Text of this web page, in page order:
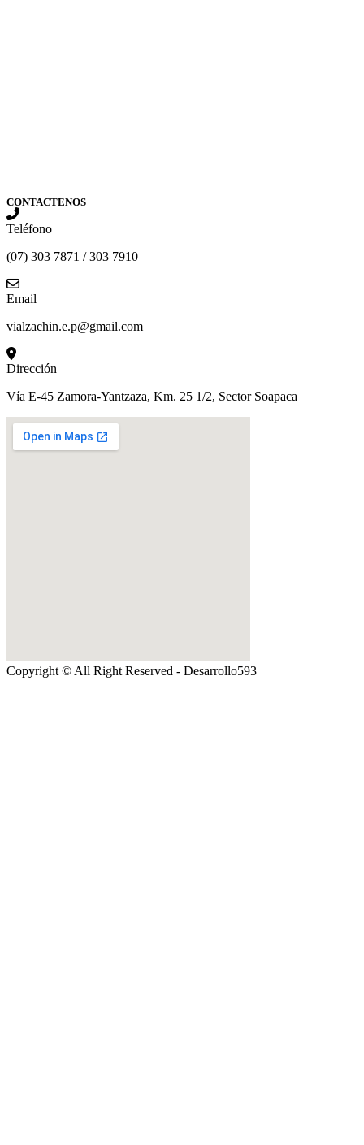
CONTACTENOS
Teléfono
(07) 303 7871 / 303 7910
Email
vialzachin.e.p@gmail.com
Dirección
Vía E-45 Zamora-Yantzaza, Km. 25 1/2, Sector Soapaca
Copyright © All Right Reserved - Desarrollo593